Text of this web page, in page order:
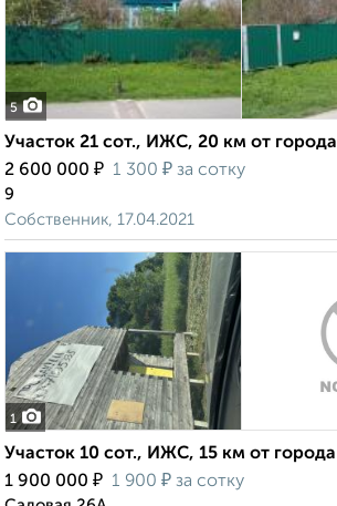
5
Участок 21 сот., ИЖС, 20 км от города
2 600 000 ₽ 1 300 ₽ за сотку
9
Собственник, 17.04.2021
1
Участок 10 сот., ИЖС, 15 км от города
1 900 000 ₽ 1 900 ₽ за сотку